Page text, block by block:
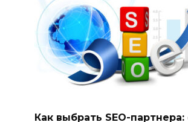
Как выбрать SEO-партнера: